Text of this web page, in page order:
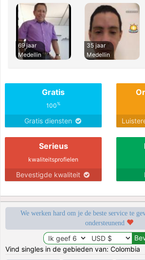
69 jaar
Medellin
35 jaar
Medellin
Gratis
100%
Gratis diensten
Serieus
kwaliteitsprofielen
Bevestigde kwaliteit
We werken hard om je de beste service te
ondersteunend
Vind singles in de gebieden van: Colombia